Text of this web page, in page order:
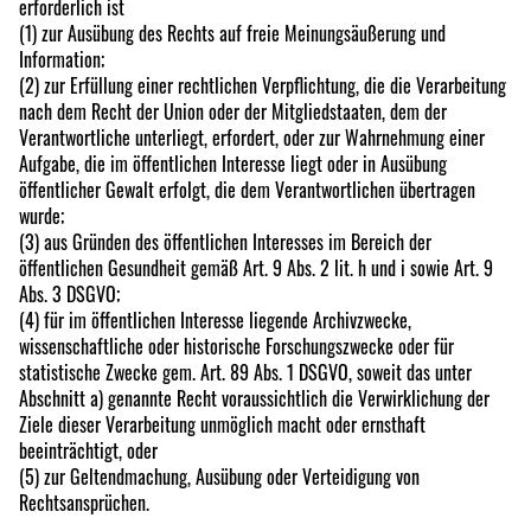
erforderlich ist
(1) zur Ausübung des Rechts auf freie Meinungsäußerung und
Information;
(2) zur Erfüllung einer rechtlichen Verpflichtung, die die Verarbeitung
nach dem Recht der Union oder der Mitgliedstaaten, dem der
Verantwortliche unterliegt, erfordert, oder zur Wahrnehmung einer
Aufgabe, die im öffentlichen Interesse liegt oder in Ausübung
öffentlicher Gewalt erfolgt, die dem Verantwortlichen übertragen
wurde;
(3) aus Gründen des öffentlichen Interesses im Bereich der
öffentlichen Gesundheit gemäß Art. 9 Abs. 2 lit. h und i sowie Art. 9
Abs. 3 DSGVO;
(4) für im öffentlichen Interesse liegende Archivzwecke,
wissenschaftliche oder historische Forschungszwecke oder für
statistische Zwecke gem. Art. 89 Abs. 1 DSGVO, soweit das unter
Abschnitt a) genannte Recht voraussichtlich die Verwirklichung der
Ziele dieser Verarbeitung unmöglich macht oder ernsthaft
beeinträchtigt, oder
(5) zur Geltendmachung, Ausübung oder Verteidigung von
Rechtsansprüchen.